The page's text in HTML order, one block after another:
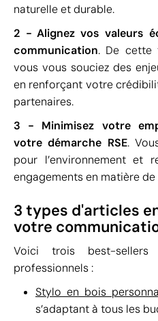
naturelle et durable.
2 - Alignez vos valeurs
communication. De cette
vous vous souciez des
en renforçant votre
partenaires.
3 - Minimisez votre
votre démarche RSE.
pour l’environnement et
engagements en matière
3 types d'articles
votre
Voici trois best-sellers
professionnels :
Stylo en bois
s’adaptant à tous les